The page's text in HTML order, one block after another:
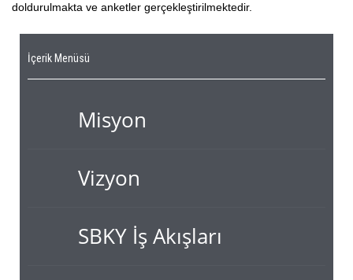
doldurulmakta ve anketler gerçekleştirilmektedir.
İçerik Menüsü
Misyon
Vizyon
SBKY İş Akışları